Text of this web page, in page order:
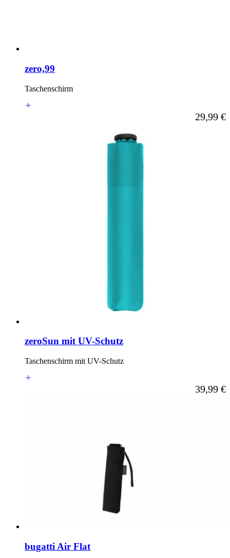
zero,99
Taschenschirm
Ab
29,99 €
zeroSun mit UV-Schutz
Taschenschirm mit UV-Schutz
Ab
39,99 €
bugatti Air Flat